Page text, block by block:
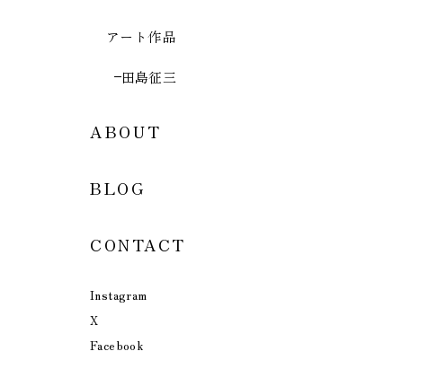
アート作品
田島征三
ABOUT
BLOG
CONTACT
Instagram
X
Facebook